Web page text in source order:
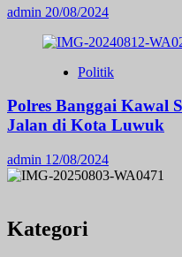
admin 20/08/2024
Politik
Polres Banggai Kawal
Jalan di Kota Luwuk
admin 12/08/2024
Kategori